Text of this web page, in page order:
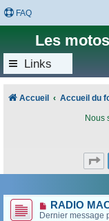
FAQ
Les
Links
Accueil Accueil du
Nous
RADIO
Dernier message